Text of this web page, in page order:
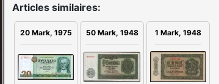
Articles similaires:
20 Mark, 1975 50 Mark, 1948 1 Mark, 1948